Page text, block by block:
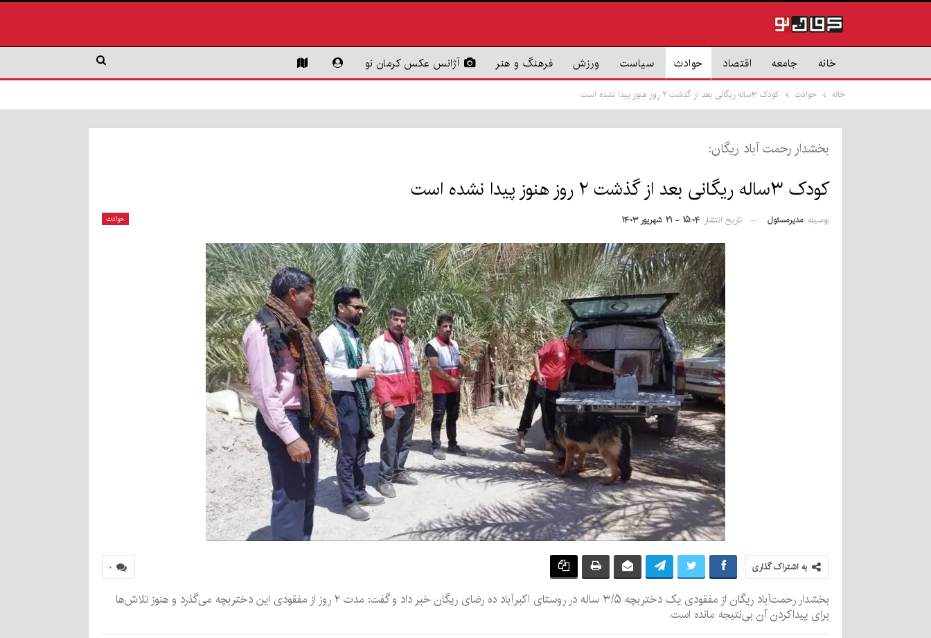
خانه جامعه اقتصاد حوادث سیاست ورزش فرهنگ و هنر آژانس عکس کرمان نو
خانه حوادث کودک ۳ساله ریگانی بعد از گذشت ۲ روز هنوز پیدا نشده است
بخشدار رحمت آباد ریگان:
کودک ۳ساله ریگانی بعد از گذشت ۲ روز هنوز پیدا نشده است
حوادث بوسیله مدیرمسئول تاریخ انتشار ۱۵:۰۴ - ۲۱ شهریور ۱۴۰۳
۰ به اشتراک گذاری
بخشدار رحمت‌آباد ریگان از مفقودی یک دختربچه ۳/۵ ساله در روستای اکبرآباد ده رضای ریگان خبر داد و گفت: مدت ۲ روز از مفقودی این دختربچه می‌گذرد و هنوز تلاش‌ها
برای پیداکردن آن بی‌نتیجه مانده است.